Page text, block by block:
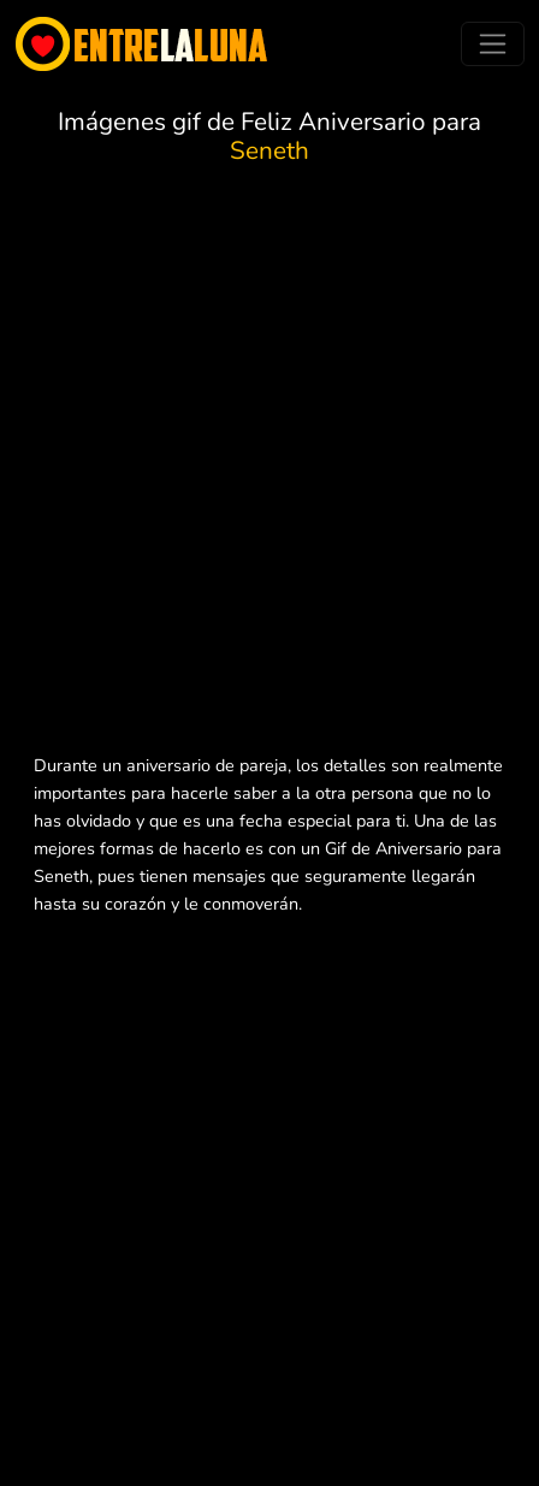
Imágenes gif de Feliz Aniversario para
Seneth
Durante un aniversario de pareja, los detalles son realmente
importantes para hacerle saber a la otra persona que no lo
has olvidado y que es una fecha especial para ti. Una de las
mejores formas de hacerlo es con un Gif de Aniversario para
Seneth, pues tienen mensajes que seguramente llegarán
hasta su corazón y le conmoverán.